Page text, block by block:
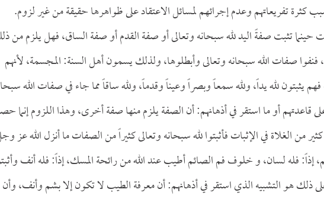
تفريعاتهم وعدم إجرائهم لمسائل الاعتقاد على ظواهرها حقيقة من غير لزوم.
تثبت صفةً اليد لله سبحانه وتعالى أو صفة القدم أو صفة الساق، فهل يلزم من
فنفوا صفات الله سبحانه وتعالى وأبطلوها، ولذلك يسمون أهل السنة: المجسمة، لأنهم
يثبتون لله يداً، ولله سمعاً وبصراً وعيناً وقدماً، ولله ساقاً مما جاء في صفات الله
على قاعدتهم أو ما استقر في أذهانهم: أن الصفة يلزم منها صفة أخرى، وهذا اللزوم إنما
من الغلاة في الإثبات فأثبتوا لله سبحانه وتعالى كثيراً من الصفات ما أنزل الله عز
إذاً: فله لسان، و خلوف فم الصائم أطيب عند الله من رائحة المسك، إذاً: فله أنف
ذلك هو التشبيه الذي استقر في أذهانهم: أن معرفة الطيب لا تكون إلا بشم وأنف، وأن